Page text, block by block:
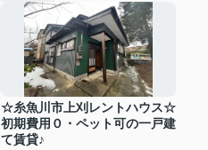
☆糸魚川市上刈レントハウス☆
初期費用０・ペット可の一戸建
て賃貸♪